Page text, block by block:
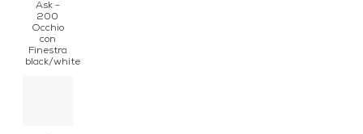
Ask -
200
Occhio
con
Finestra
black/white